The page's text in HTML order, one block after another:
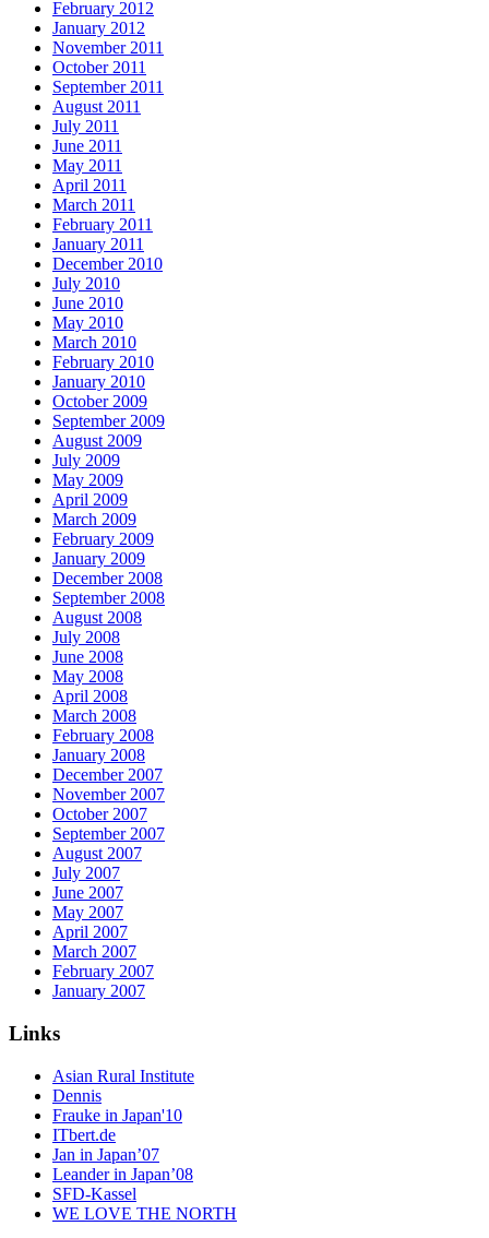
February 2012
January 2012
November 2011
October 2011
September 2011
August 2011
July 2011
June 2011
May 2011
April 2011
March 2011
February 2011
January 2011
December 2010
July 2010
June 2010
May 2010
March 2010
February 2010
January 2010
October 2009
September 2009
August 2009
July 2009
May 2009
April 2009
March 2009
February 2009
January 2009
December 2008
September 2008
August 2008
July 2008
June 2008
May 2008
April 2008
March 2008
February 2008
January 2008
December 2007
November 2007
October 2007
September 2007
August 2007
July 2007
June 2007
May 2007
April 2007
March 2007
February 2007
January 2007
Links
Asian Rural Institute
Dennis
Frauke in Japan'10
ITbert.de
Jan in Japan’07
Leander in Japan’08
SFD-Kassel
WE LOVE THE NORTH